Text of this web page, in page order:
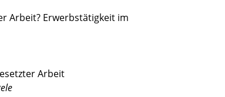
Arbeit? Erwerbstätigkeit im
Arbeit